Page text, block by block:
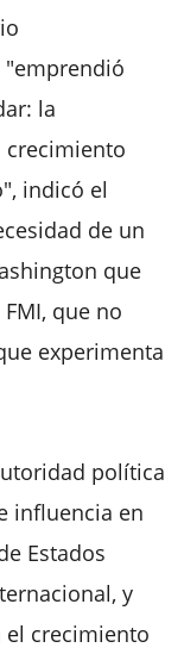
"emprendió
la
crecimiento
indicó el
de un
que
que no
experimenta
política
influencia en
Estados
y
el crecimiento